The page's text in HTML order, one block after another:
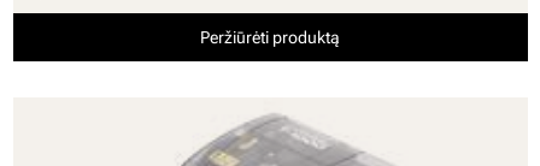
Peržiūrėti produktą